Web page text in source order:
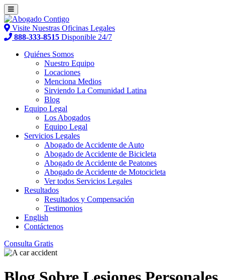
Visite Nuestras Oficinas Legales
888-333-8515 Disponible 24/7
Quiénes Somos
Nuestro Equipo
Locaciones
Menciona Medios
Sirviendo La Comunidad Latina
Blog
Equipo Legal
Los Abogados
Equipo Legal
Servicios Legales
Abogado de Accidente de Auto
Abogado de Accidente de Bicicleta
Abogado de Accidente de Peatones
Abogado de Accidente de Motocicleta
Ver todos Servicios Legales
Resultados
Resultados y Compensación
Testimonios
English
Contáctenos
Consulta Gratis